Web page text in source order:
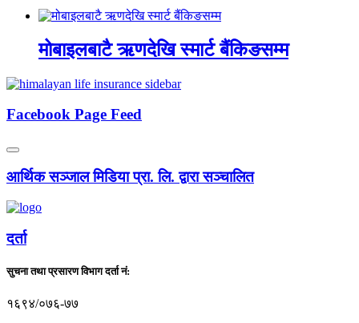
मोबाइलबाटै ऋणदेखि स्मार्ट बैंकिङसम्म
Facebook Page Feed
आर्थिक सञ्जाल मिडिया प्रा. लि. द्वारा सञ्चालित
दर्ता
सुचना तथा प्रसारण विभाग दर्ता नं:
१६९४/०७६-७७